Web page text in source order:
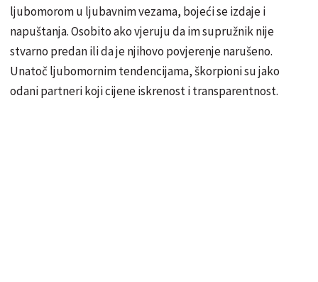
ljubomorom u ljubavnim vezama, bojeći se izdaje i
napuštanja. Osobito ako vjeruju da im supružnik nije
stvarno predan ili da je njihovo povjerenje narušeno.
Unatoč ljubomornim tendencijama, škorpioni su jako
odani partneri koji cijene iskrenost i transparentnost.